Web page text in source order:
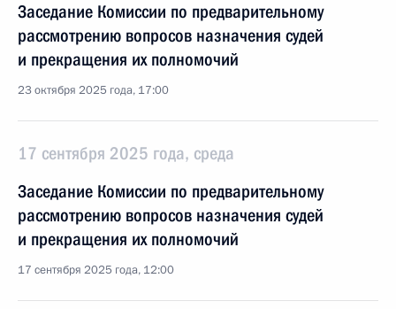
Заседание Комиссии по предварительному
рассмотрению вопросов назначения судей
и прекращения их полномочий
23 октября 2025 года, 17:00
17 сентября 2025 года, среда
Заседание Комиссии по предварительному
рассмотрению вопросов назначения судей
и прекращения их полномочий
17 сентября 2025 года, 12:00